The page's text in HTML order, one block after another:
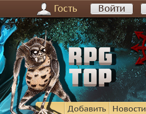
Гость Войти
Добавить Новости